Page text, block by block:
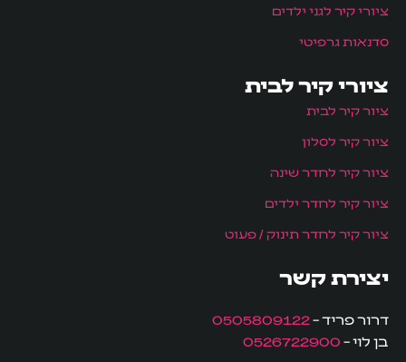
ציורי קיר לגני ילדים
סדנאות גרפיטי
ציורי קיר לבית
ציור קיר לבית
ציור קיר לסלון
ציור קיר לחדר שינה
ציור קיר לחדר ילדים
ציור קיר לחדר תינוק / פעוט
יצירת קשר
דרור פריד –0505809122
בן לוי –0526722900